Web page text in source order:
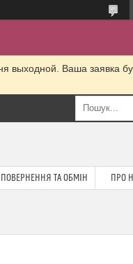
выходной. Ваша заявка
ПОВЕРНЕННЯ ТА ОБМІН ПРО